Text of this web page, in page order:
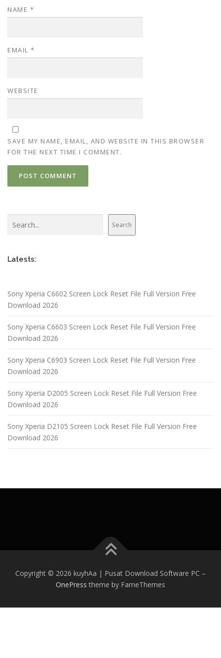
NAME *
EMAIL *
WEBSITE
SAVE MY NAME, EMAIL, AND WEBSITE IN THIS BROWSER
FOR THE NEXT TIME I COMMENT.
Search
Latests:
Sony Xperia C6602 Screen Lock Reset File Full Version Free
Download 2026
Sony Xperia C6603 Screen Lock Reset File Full Version Free
Download 2026
Sony Xperia C6903 Screen Lock Reset File Full Version Free
Download 2026
Sony Xperia D2005 Screen Lock Reset File Full Version Free
Download 2026
Sony Xperia D2105 Screen Lock Reset File Full Version Free
Download 2026
Copyright © 2026 kuyhAa | Pusat Download Software PC –
OnePress theme by FameThemes